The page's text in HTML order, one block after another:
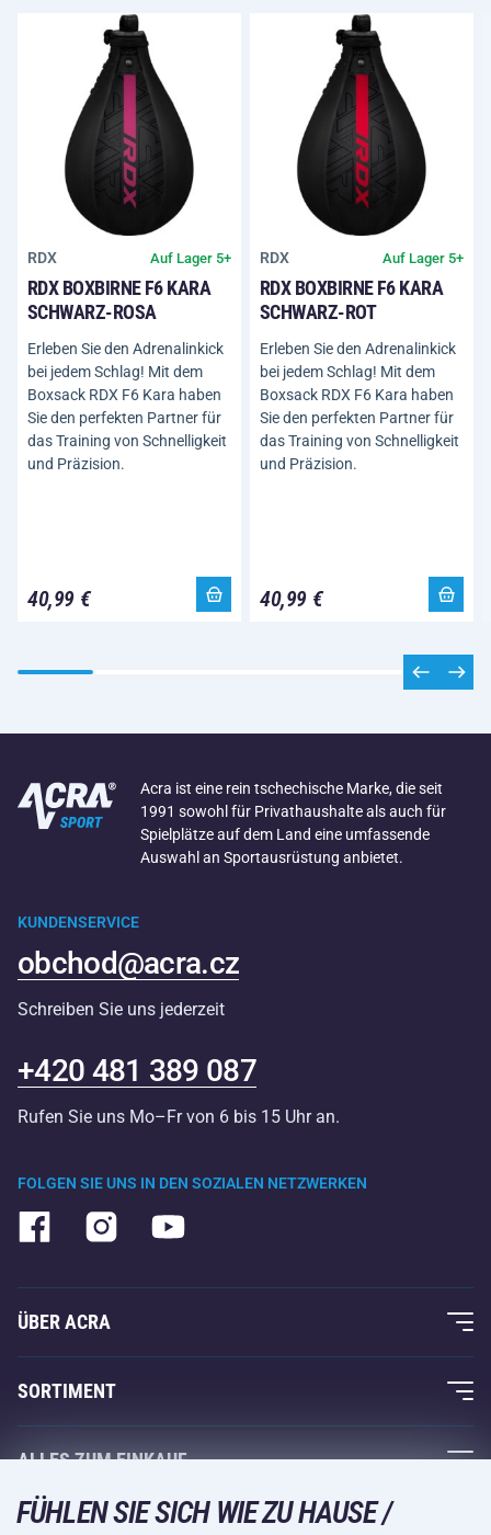
RDX Auf Lager 5+
RDX BOXBIRNE F6 KARA
SCHWARZ-ROSA
Erleben Sie den Adrenalinkick
bei jedem Schlag! Mit dem
Boxsack RDX F6 Kara haben
Sie den perfekten Partner für
das Training von Schnelligkeit
und Präzision.
40,99 €
RDX Auf Lager 5+
RDX BOXBIRNE F6 KARA
SCHWARZ-ROT
Erleben Sie den Adrenalinkick
bei jedem Schlag! Mit dem
Boxsack RDX F6 Kara haben
Sie den perfekten Partner für
das Training von Schnelligkeit
und Präzision.
40,99 €
Acra ist eine rein tschechische Marke, die seit
1991 sowohl für Privathaushalte als auch für
Spielplätze auf dem Land eine umfassende
Auswahl an Sportausrüstung anbietet.
FOLGEN SIE UNS IN DEN SOZIALEN NETZWERKEN
KUNDENSERVICE
obchod@acra.cz
Schreiben Sie uns jederzeit
+420 481 389 087
Rufen Sie uns Mo–Fr von 6 bis 15 Uhr an.
ÜBER ACRA
Über uns
Acra-Garantie
Kontakte
Großhandel
SORTIMENT
Fitness und Krafttraining
Racketsportarten
ALLES ZUM EINKAUF
Acra-Garantie
FÜHLEN SIE SICH WIE ZU HAUSE /